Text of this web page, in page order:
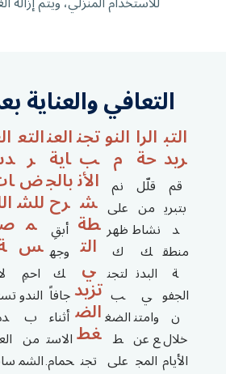
التعافي والعناية
التب
ريد
قم
بتبري
د
منطق
ة
الجفو
ن
خلال
الأيام
الرا
حة
قلّل
من
نشاط
ك
البدن
ي
وامتن
ع عن
المج
النو
م
نم
على
ظهر
ك
لتجن
ب
الضغ
ط
على
تجن
ب
الأن
ش
طة
الت
ي
تزيد
الض
غط
تجن
العن
اية
بالج
رح
أبقِ
وجه
ك
جافاً
أثناء
الاست
حمام.
التع
ر
ض
للش
م
س
احمِ
الندو
ب
من
الشم